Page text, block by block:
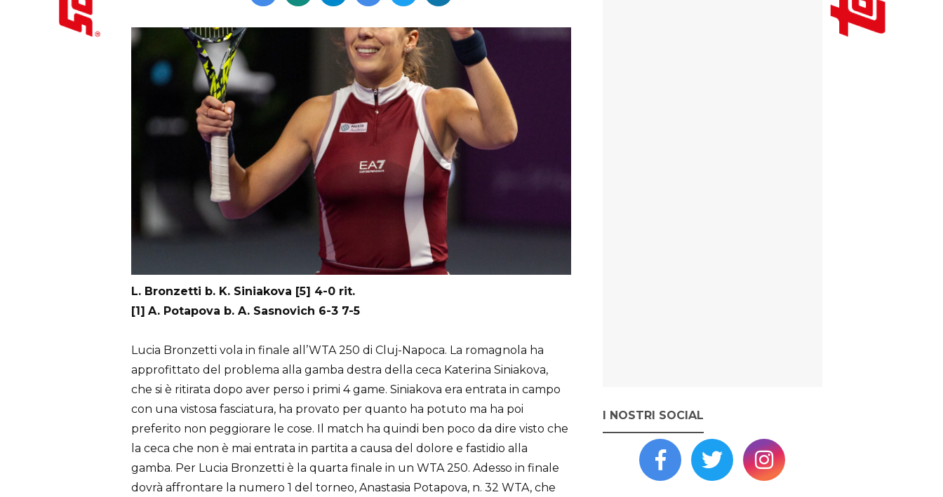
L. Bronzetti b. K. Siniakova [5] 4-0 rit.
[1] A. Potapova b. A. Sasnovich 6-3 7-5
Lucia Bronzetti vola in finale all’WTA 250 di Cluj-Napoca. La romagnola ha
approfittato del problema alla gamba destra della ceca Katerina Siniakova,
che si è ritirata dopo aver perso i primi 4 game. Siniakova era entrata in campo
con una vistosa fasciatura, ha provato per quanto ha potuto ma ha poi
preferito non peggiorare le cose. Il match ha quindi ben poco da dire visto che
la ceca che non è mai entrata in partita a causa del dolore e fastidio alla
gamba. Per Lucia Bronzetti è la quarta finale in un WTA 250. Adesso in finale
dovrà affrontare la numero 1 del torneo, Anastasia Potapova, n. 32 WTA, che
I NOSTRI SOCIAL